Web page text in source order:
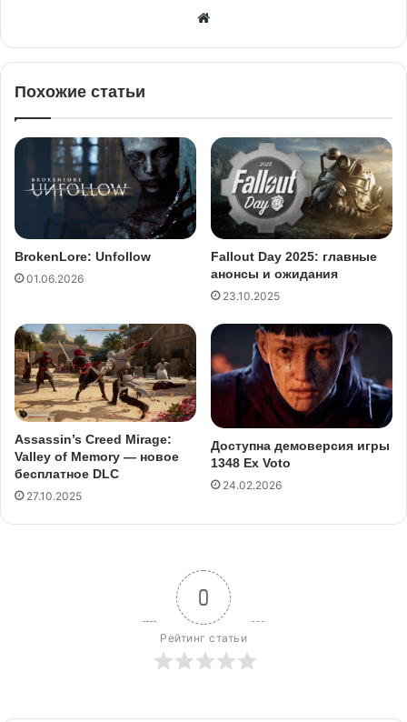
Похожие статьи
BrokenLore: Unfollow
01.06.2026
Fallout Day 2025: главные
анонсы и ожидания
23.10.2025
Assassin’s Creed Mirage:
Valley of Memory — новое
бесплатное DLC
27.10.2025
Доступна демоверсия игры
1348 Ex Voto
24.02.2026
0
Рейтинг статьи